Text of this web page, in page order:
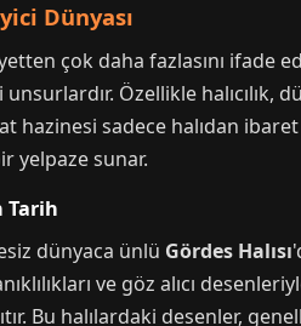
Dünyası
çok daha fazlasını ifade
Özellikle halıcılık,
hazinesi sadece halıdan
yelpaze sunar.
Tarih
dünyaca ünlü Gördes Halısı
ve göz alıcı
Bu halılardaki desenler,